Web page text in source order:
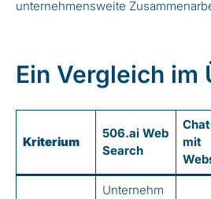
unternehmensweite
Ein Vergleich im
Kriterium
506.ai Web
Search
mit
Unternehm